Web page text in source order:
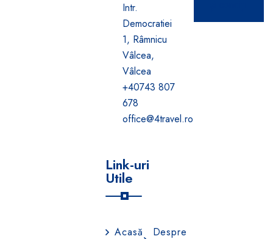
Intr.
Democratiei
1, Râmnicu
Vâlcea,
Vâlcea
+40743 807
678
office@4travel.ro
Link-uri
Utile
Acasă
Despre